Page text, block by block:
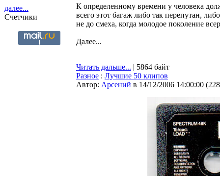
далее...
Счетчики
К определенному времени у человека
всего этот багаж либо так перепутан,
не до смеха, когда молодое поколение
Далее...
Читать дальше... | 5864 байт
Разное : Лучшие 50 клипов
Автор: Арсений в 14/12/2006 14:00:00 (